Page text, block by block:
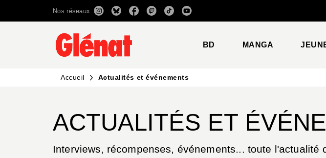
RECHERCHE CONTENU
Nos réseaux
BD MANGA
Accueil Actualités et événements
ACTUALITÉS ET
Interviews, récompenses, événements... toute